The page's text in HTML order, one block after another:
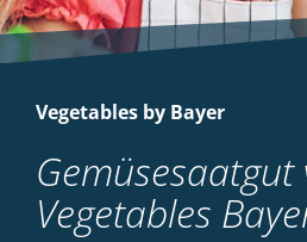
Vegetables by Bayer
Gemüsesaatgut
Vegetables